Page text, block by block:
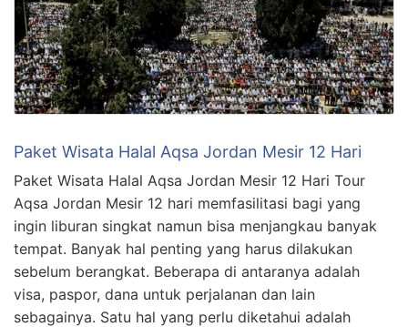
Paket Wisata Halal Aqsa Jordan Mesir 12 Hari
Paket Wisata Halal Aqsa Jordan Mesir 12 Hari Tour
Aqsa Jordan Mesir 12 hari memfasilitasi bagi yang
ingin liburan singkat namun bisa menjangkau banyak
tempat. Banyak hal penting yang harus dilakukan
sebelum berangkat. Beberapa di antaranya adalah
visa, paspor, dana untuk perjalanan dan lain
sebagainya. Satu hal yang perlu diketahui adalah